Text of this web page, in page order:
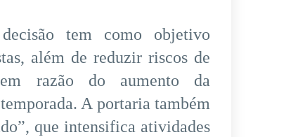
tem como objetivo
além de reduzir riscos de
em razão do aumento da
A portaria também
que intensifica atividades